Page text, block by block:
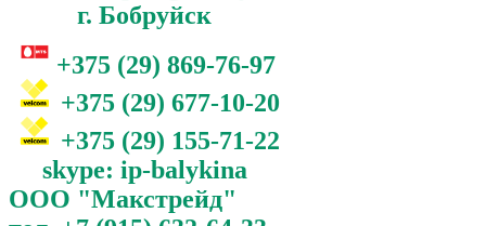
г. Бобруйск
+375 (29) 869-76-97
+375 (29) 677-10-20
+375 (29) 155-71-22
skype: ip-balykina
ООО "Макстрейд"